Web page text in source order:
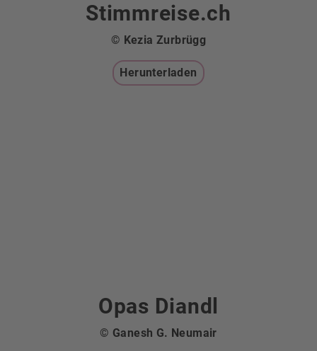
Stimmreise.ch
© Kezia Zurbrügg
Herunterladen
Opas Diandl
© Ganesh G. Neumair